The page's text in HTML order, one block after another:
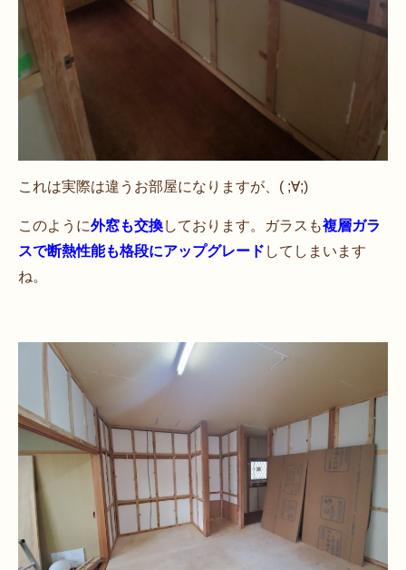
これは実際は違うお部屋になりますが、( ;∀;)
このように外窓も交換しております。ガラスも複層ガラ
スで断熱性能も格段にアップグレード してしまいます
ね。